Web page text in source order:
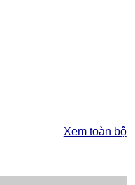
Xem toàn bộ